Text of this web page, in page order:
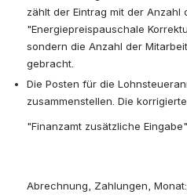
zählt der Eintrag mit der Anzahl
"Energiepreispauschale
sondern die Anzahl der
gebracht.
Die Posten für die
zusammenstellen. Die
"Finanzamt zusätzliche
Abrechnung, Zahlungen,